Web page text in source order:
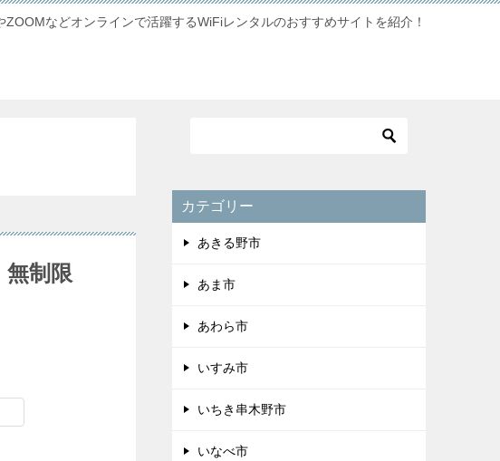
ZOOMなどオンラインで活躍するWiFiレンタルのおすすめサイトを紹介！
制限
カテゴリー
あきる野市
あま市
あわら市
いすみ市
いちき串木野市
いなべ市